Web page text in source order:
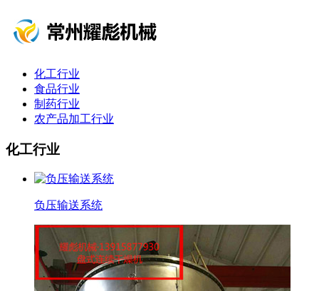
化工行业
食品行业
制药行业
农产品加工行业
化工行业
负压输送系统